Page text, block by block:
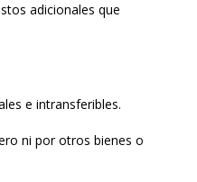
adicionales que
e intransferibles.
ni por otros bienes o